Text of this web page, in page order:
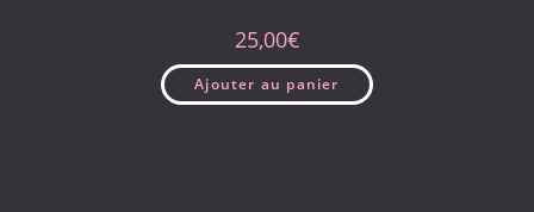
25,00€
Ajouter au panier